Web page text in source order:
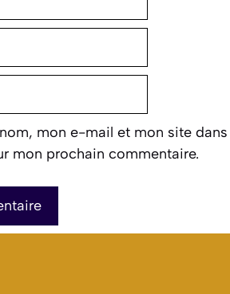
mon e-mail et mon site dans
mon prochain commentaire.